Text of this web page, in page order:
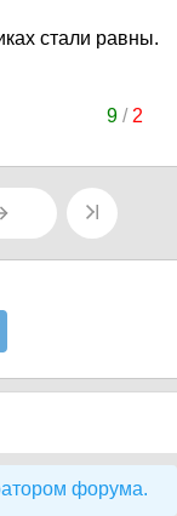
стали равны.
9/ 2
форума.